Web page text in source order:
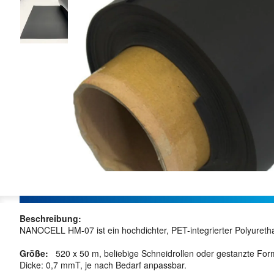
Beschreibung:
NANOCELL HM-07 ist ein hochdichter, PET-integrierter
Größe:
520 x 50 m, beliebige Schneidrollen oder gestanzte
Dicke: 0,7 mmT, je nach Bedarf anpassbar.